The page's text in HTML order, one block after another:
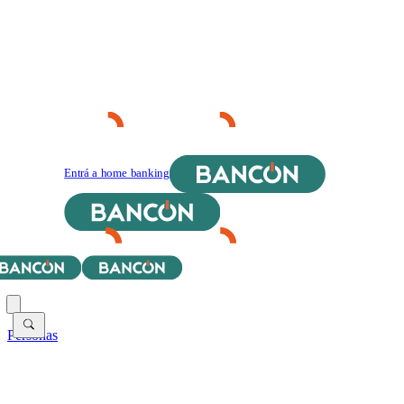
Entrá a home banking
Personas